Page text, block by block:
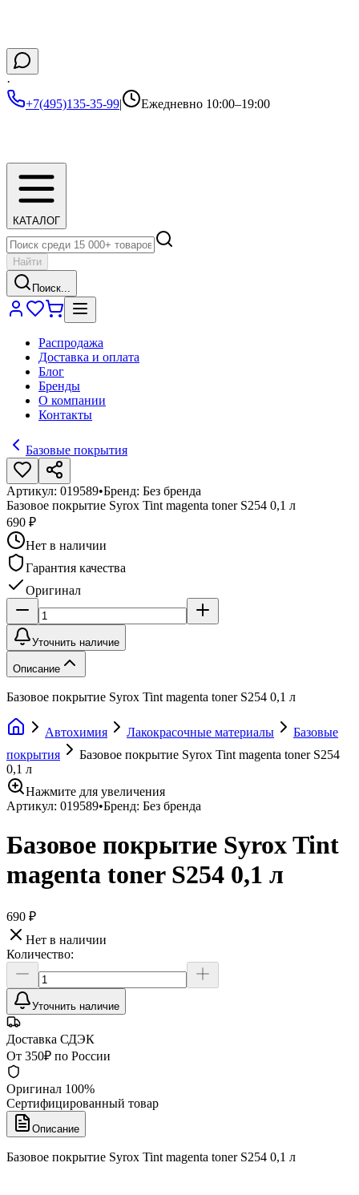
·
+7(495)135-35-99| Ежедневно 10:00–19:00
КАТАЛОГ
Найти
Поиск...
Распродажа
Доставка и оплата
Блог
Бренды
О компании
Контакты
Базовые покрытия
Артикул: 019589•Бренд: Без бренда
Базовое покрытие Syrox Tint magenta toner S254 0,1 л
690 ₽
Нет в наличии
Гарантия качества
Оригинал
Уточнить наличие
Описание
Базовое покрытие Syrox Tint magenta toner S254 0,1 л
Автохимия Лакокрасочные материалы
Базовые
покрытия
Базовое покрытие Syrox Tint magenta toner S254
0,1 л
Нажмите для увеличения
Артикул: 019589•Бренд: Без бренда
Базовое покрытие Syrox Tint
magenta toner S254 0,1 л
690 ₽
Нет в наличии
Количество:
Уточнить наличие
Доставка СДЭК
От 350₽ по России
Оригинал 100%
Сертифицированный товар
Описание
Базовое покрытие Syrox Tint magenta toner S254 0,1 л